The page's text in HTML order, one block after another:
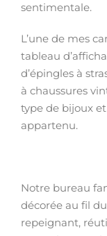
sentimentale.
L’une de mes
tableau
d’épingles à
à chaussures
type de bijoux
appartenu.
Notre bureau
décorée au fil
repeignant,